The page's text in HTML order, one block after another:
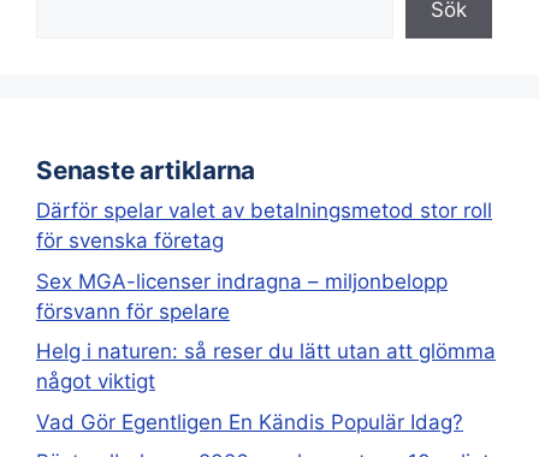
Sök
Senaste artiklarna
Därför spelar valet av betalningsmetod stor roll
för svenska företag
Sex MGA-licenser indragna – miljonbelopp
försvann för spelare
Helg i naturen: så reser du lätt utan att glömma
något viktigt
Vad Gör Egentligen En Kändis Populär Idag?